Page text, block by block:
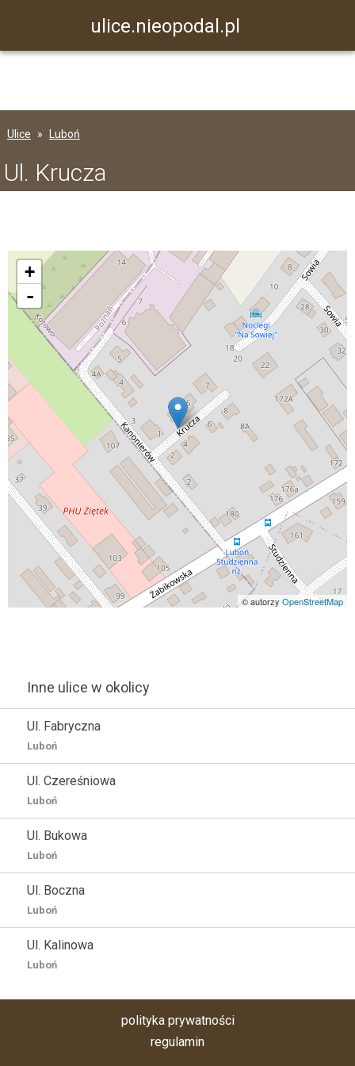
ulice.nieopodal.pl
Ulice Luboń
Ul. Krucza
+
-
© autorzy OpenStreetMap
Inne ulice w okolicy
Ul. Fabryczna
Luboń
Ul. Czereśniowa
Luboń
Ul. Bukowa
Luboń
Ul. Boczna
Luboń
Ul. Kalinowa
Luboń
polityka prywatności
regulamin